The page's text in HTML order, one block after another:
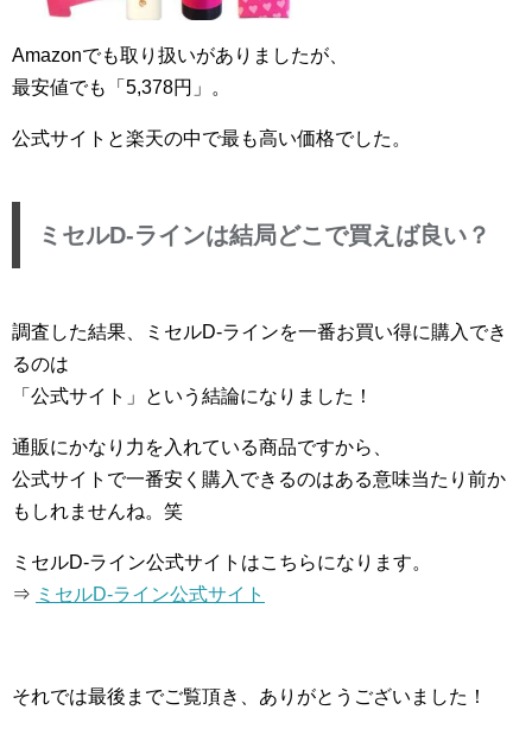
Amazonでも取り扱いがありましたが、
最安値でも「5,378円」。
公式サイトと楽天の中で最も高い価格でした。
ミセルD-ラインは結局どこで買えば良い？
調査した結果、ミセルD-ラインを一番お買い得に購入でき
るのは
「公式サイト」という結論になりました！
通販にかなり力を入れている商品ですから、
公式サイトで一番安く購入できるのはある意味当たり前か
もしれませんね。笑
ミセルD-ライン公式サイトはこちらになります。
⇒ ミセルD-ライン公式サイト
それでは最後までご覧頂き、ありがとうございました！